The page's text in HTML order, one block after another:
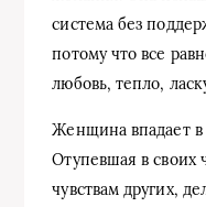
система без
потому что все
любовь, тепло,
Женщина впадает в
Отупевшая в своих
чувствам других,